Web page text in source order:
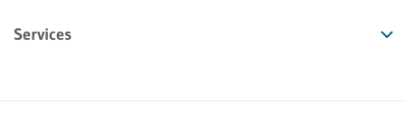
Services